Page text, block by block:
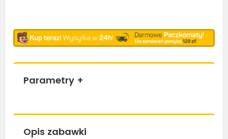
Parametry +
Opis zabawki